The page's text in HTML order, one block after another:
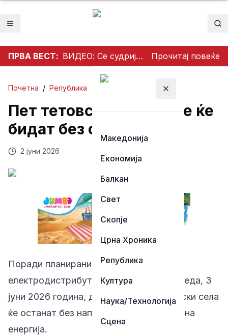
Отвори мени
ПРВА ВЕСТ: ВИДЕО: Се судрија патничко возило и камион на патот Гостивар – Страж Прочитај повеќе
Затвори мени
Македонија
Економија
Балкан
Свет
Скопје
Црна Хроника
Република
Култура
Наука/Технологија
Сцена
Почетна / Република
Пет тетовски села утре ќе
бидат без струја
2 јуни 2026
Поради планирани активности во
електродистрибутивната мрежа, во среда, 3
јуни 2026 година, делови од пет тетовски села
ќе останат без напојување со електрична
енергија.